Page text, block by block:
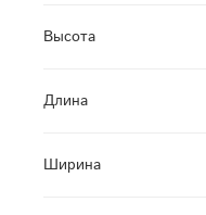
Высота
Длина
Ширина